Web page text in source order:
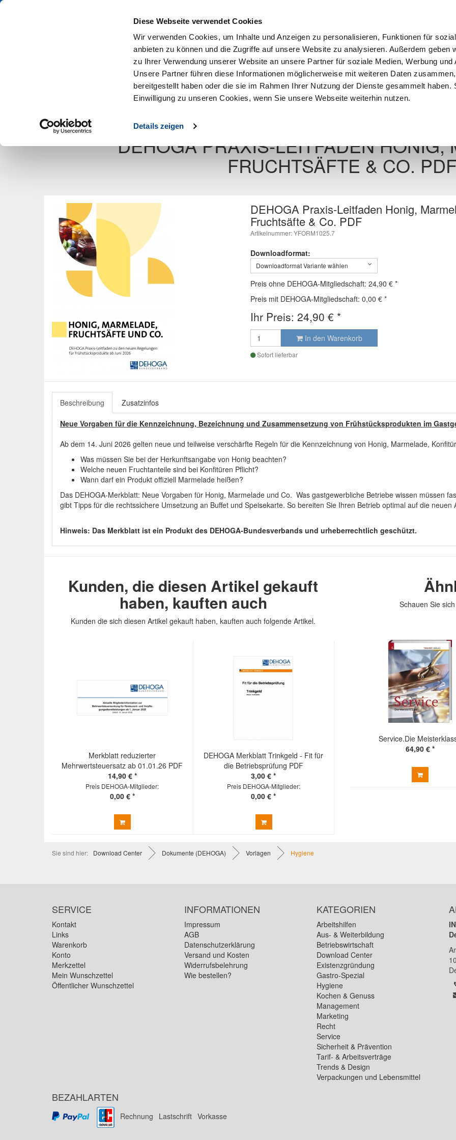
Diese Webseite verwendet Cookies
Wir verwenden Cookies, um Inhalte und Anzeigen zu personalisieren, Funktionen für
anbieten zu können und die Zugriffe auf unsere Website zu analysieren. Außerdem geben
zu Ihrer Verwendung unserer Website an unsere Partner für soziale Medien, Werbung und
Unsere Partner führen diese Informationen möglicherweise mit weiteren Daten
bereitgestellt haben oder die sie im Rahmen Ihrer Nutzung der Dienste gesammelt haben.
Einwilligung zu unseren Cookies, wenn Sie unsere Webseite weiterhin nutzen.
Details zeigen
Aus- & Weiterbildung Betriebswirtschaft Download Center Existenzgründung
Artikel zurück
DEHOGA PRAXIS-LEITFADEN HONIG,
FRUCHTSÄFTE & CO.
DEHOGA Praxis-Leitfaden Honig,
Fruchtsäfte & Co. PDF
Artikelnummer: YFORM1025.7
Downloadformat:
Downloadformat Variante wählen
Preis ohne DEHOGA-Mitgliedschaft: 24,90 € *
Preis mit DEHOGA-Mitgliedschaft: 0,00 € *
Ihr Preis: 24,90 € *
In den Warenkorb
Sofort lieferbar
Beschreibung Zusatzinfos
Neue Vorgaben für die Kennzeichnung, Bezeichnung und Zusammensetzung von Frühstücksprodukten im
Ab dem 14. Juni 2026 gelten neue und teilweise verschärfte Regeln für die Kennzeichnung von Honig, Marmelade,
Was müssen Sie bei der Herkunftsangabe von Honig beachten?
Welche neuen Fruchtanteile sind bei Konfitüren Pflicht?
Wann darf ein Produkt offiziell Marmelade heißen?
Das DEHOGA-Merkblatt: Neue Vorgaben für Honig, Marmelade und Co.  Was gastgewerbliche Betriebe wissen müssen
gibt Tipps für die rechtssichere Umsetzung an Buffet und Speisekarte. So bereiten Sie Ihren Betrieb optimal auf die neuen
Hinweis: Das Merkblatt ist ein Produkt des DEHOGA-Bundesverbands und urheberrechtlich geschützt.
Kunden, die diesen Artikel gekauft
haben, kauften auch
Kunden die sich diesen Artikel gekauft haben, kauften auch folgende Artikel.
Merkblatt reduzierter
Mehrwertsteuersatz ab 01.01.26 PDF
14,90 € *
Preis DEHOGA-Mitglieder:
0,00 € *
DEHOGA Merkblatt Trinkgeld - Fit für
die Betriebsprüfung PDF
3,00 € *
Preis DEHOGA-Mitglieder:
0,00 € *
Schauen Sie
Service.Die
64,90 € *
Sie sind hier: Download Center Dokumente (DEHOGA) Vorlagen Hygiene
SERVICE
Kontakt
Links
Warenkorb
Konto
Merkzettel
Mein Wunschzettel
Öffentlicher Wunschzettel
INFORMATIONEN
Impressum
AGB
Datenschutzerklärung
Versand und Kosten
Widerrufsbelehrung
Wie bestellen?
KATEGORIEN
Arbeitshilfen
Aus- & Weiterbildung
Betriebswirtschaft
Download Center
Existenzgründung
Gastro-Spezial
Hygiene
Kochen & Genuss
Management
Marketing
Recht
Service
Sicherheit & Prävention
Tarif- & Arbeitsverträge
Trends & Design
Verpackungen und Lebensmittel
BEZAHLARTEN
Rechnung Lastschrift Vorkasse